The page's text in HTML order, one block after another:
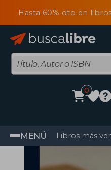
Hasta 60% dto en
0
MENÚ Libros más